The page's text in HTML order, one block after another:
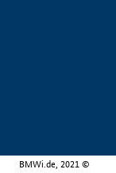
BMWi.de, 2021 ©